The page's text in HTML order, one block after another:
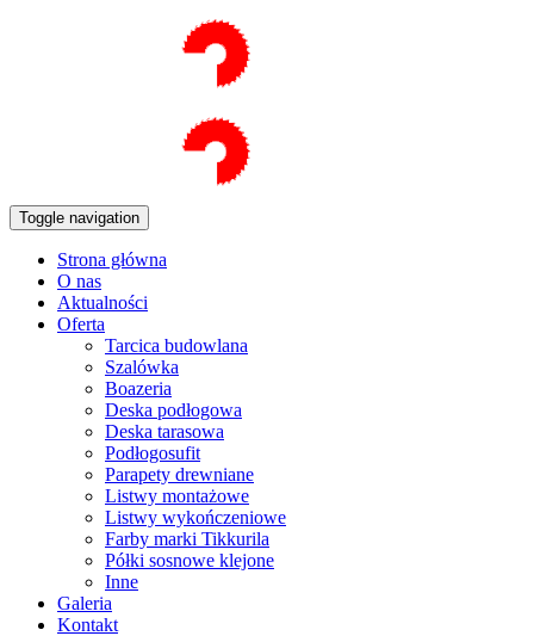
Toggle navigation
Strona główna
O nas
Aktualności
Oferta
Tarcica budowlana
Szalówka
Boazeria
Deska podłogowa
Deska tarasowa
Podłogosufit
Parapety drewniane
Listwy montażowe
Listwy wykończeniowe
Farby marki Tikkurila
Półki sosnowe klejone
Inne
Galeria
Kontakt